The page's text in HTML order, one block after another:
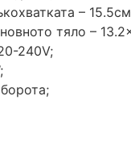
–
тяло –
240V;